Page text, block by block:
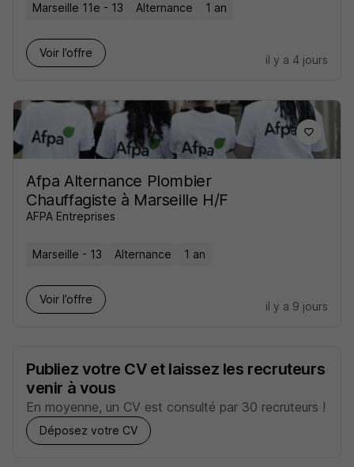
Marseille 11e - 13 Alternance 1 an
Voir l’offre
il y a 4 jours
Afpa Alternance Plombier
Chauffagiste à Marseille H/F
AFPA Entreprises
Marseille - 13 Alternance 1 an
Voir l’offre
il y a 9 jours
Publiez votre CV et laissez les recruteurs
venir à vous
En moyenne, un CV est consulté par 30 recruteurs !
Déposez votre CV